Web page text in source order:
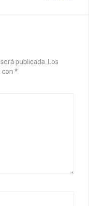
publicada. Los
con *